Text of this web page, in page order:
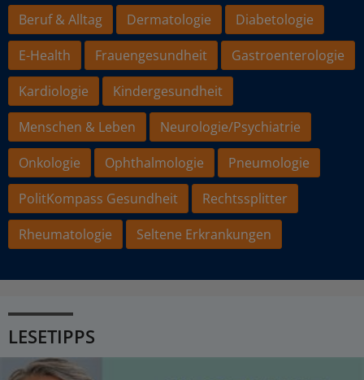
Beruf & Alltag
Dermatologie
Diabetologie
E-Health
Frauengesundheit
Gastroenterologie
Kardiologie
Kindergesundheit
Menschen & Leben
Neurologie/Psychiatrie
Onkologie
Ophthalmologie
Pneumologie
PolitKompass Gesundheit
Rechtssplitter
Rheumatologie
Seltene Erkrankungen
LESETIPPS